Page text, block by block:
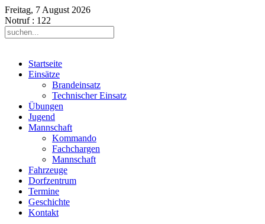
Freitag, 7 August 2026
Notruf: 122
Startseite
Einsätze
Brandeinsatz
Technischer Einsatz
Übungen
Jugend
Mannschaft
Kommando
Fachchargen
Mannschaft
Fahrzeuge
Dorfzentrum
Termine
Geschichte
Kontakt